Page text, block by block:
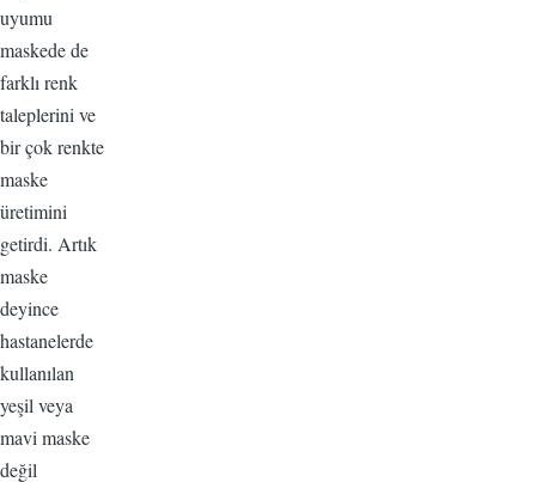
uyumu
maskede de
farklı renk
taleplerini ve
bir çok renkte
maske
üretimini
getirdi. Artık
maske
deyince
hastanelerde
kullanılan
yeşil veya
mavi maske
değil